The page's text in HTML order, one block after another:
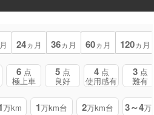
24ヵ月 36ヵ月 60ヵ月 120ヵ月
6 点
極上車
5 点
良好
4 点
使用感有
3 点
難有
万km 1万km台 2万km台 3～4万